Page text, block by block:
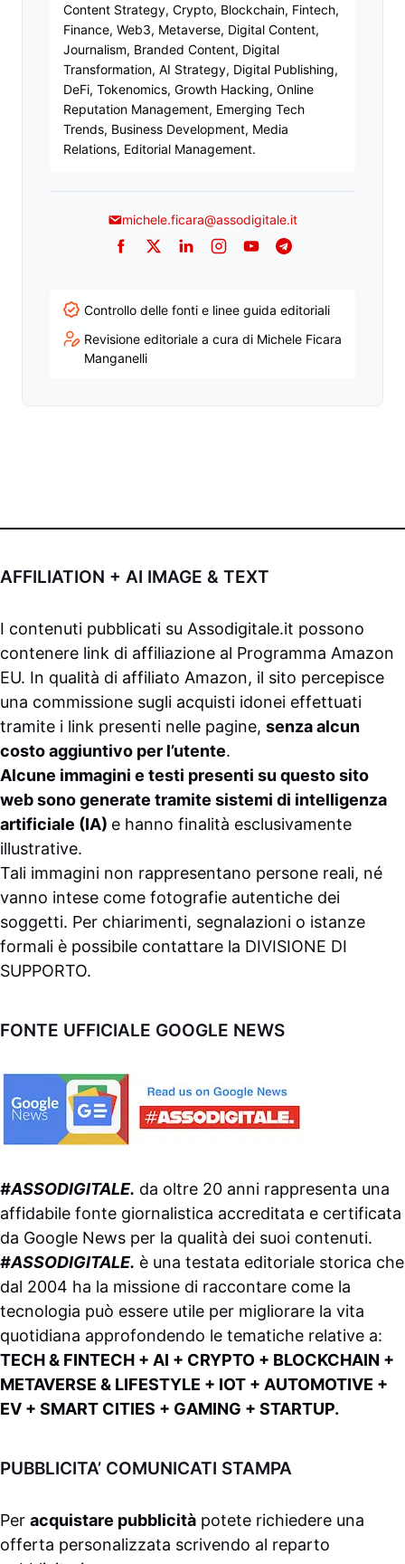
Content Strategy, Crypto, Blockchain, Fintech,
Finance, Web3, Metaverse, Digital Content,
Journalism, Branded Content, Digital
Transformation, AI Strategy, Digital Publishing,
DeFi, Tokenomics, Growth Hacking, Online
Reputation Management, Emerging Tech
Trends, Business Development, Media
Relations, Editorial Management.
michele.ficara@assodigitale.it
Facebook
TwitterLinkedInInstagram
YouTubeTelegram
Controllo delle fonti e linee guida editoriali
Revisione editoriale a cura di Michele Ficara
Manganelli
AFFILIATION + AI IMAGE & TEXT
I contenuti pubblicati su Assodigitale.it possono
contenere link di affiliazione al Programma Amazon
EU. In qualità di affiliato Amazon, il sito percepisce
una commissione sugli acquisti idonei effettuati
tramite i link presenti nelle pagine, senza alcun
costo aggiuntivo per l’utente.
Alcune immagini e testi presenti su questo sito
web sono generate tramite sistemi di intelligenza
artificiale (IA) e hanno finalità esclusivamente
illustrative.
Tali immagini non rappresentano persone reali, né
vanno intese come fotografie autentiche dei
soggetti. Per chiarimenti, segnalazioni o istanze
formali è possibile contattare la DIVISIONE DI
SUPPORTO.
FONTE UFFICIALE GOOGLE NEWS
#ASSODIGITALE. da oltre 20 anni rappresenta una
affidabile fonte giornalistica accreditata e certificata
da Google News per la qualità dei suoi contenuti.
#ASSODIGITALE. è una testata editoriale storica che
dal 2004 ha la missione di raccontare come la
tecnologia può essere utile per migliorare la vita
quotidiana approfondendo le tematiche relative a:
TECH & FINTECH + AI + CRYPTO + BLOCKCHAIN +
METAVERSE & LIFESTYLE + IOT + AUTOMOTIVE +
EV + SMART CITIES + GAMING + STARTUP.
PUBBLICITA’ COMUNICATI STAMPA
Per acquistare pubblicità potete richiedere una
offerta personalizzata scrivendo al reparto